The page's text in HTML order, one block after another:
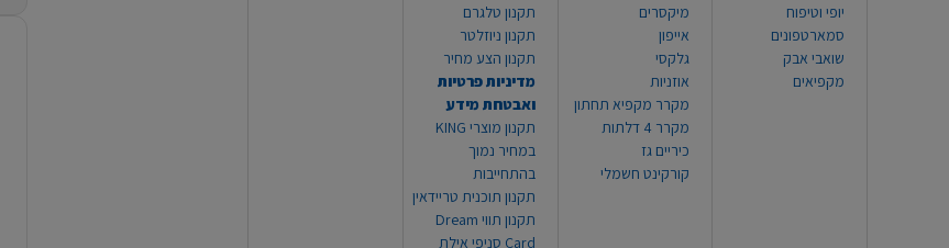
יופי וטיפוח
סמארטפונים
שואבי אבק
מקפיאים
מיקסרים
אייפון
גלקסי
אוזניות
מקרר מקפיא תחתון
מקרר 4 דלתות
כיריים גז
קורקינט חשמלי
תקנון טלגרם
תקנון ניוזלטר
תקנון הצע מחיר
מדיניות פרטיות
ואבטחת מידע
תקנון מוצרי KING
במחיר נמוך
בהתחייבות
תקנון תוכנית טריידאין
תקנון תווי Dream
Card סניפי אילת